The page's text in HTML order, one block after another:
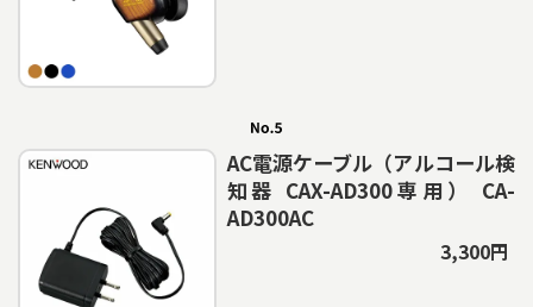
AC電源ケーブル（アルコール検
知器 CAX-AD300専用） CA-
AD300AC
3,300円